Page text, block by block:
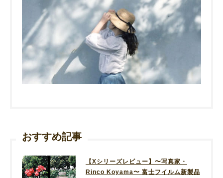
おすすめ記事
【Xシリーズレビュー】〜写真家・
Rinco Koyama〜 富士フイルム新製品